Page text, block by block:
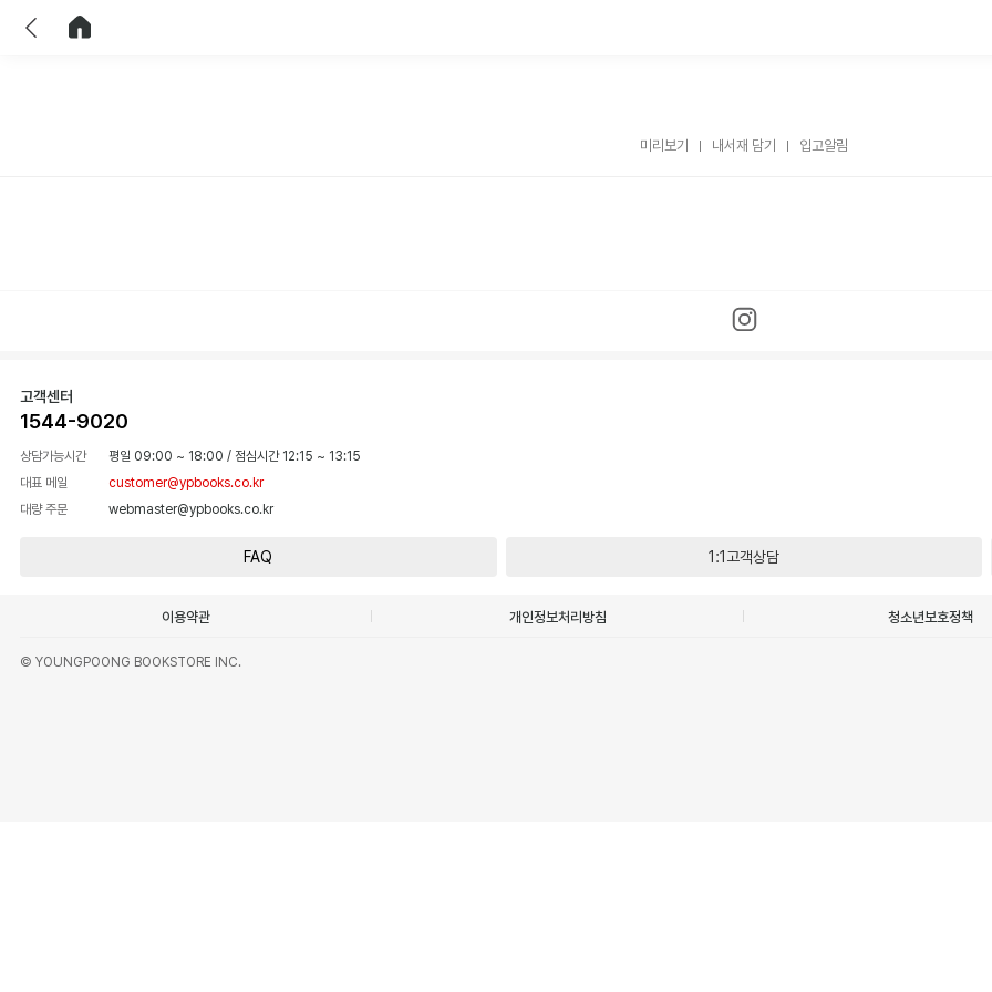
미리보기 내서재 담기 입고알림
고객센터
1544-9020
상담가능시간 평일 09:00 ~ 18:00 / 점심시간 12:15 ~ 13:15
대표 메일
customer@ypbooks.co.kr
대량 주문
webmaster@ypbooks.co.kr
FAQ 1:1고객상담
이용약관 개인정보처리방침 청소년보호정책
© YOUNGPOONG BOOKSTORE INC.